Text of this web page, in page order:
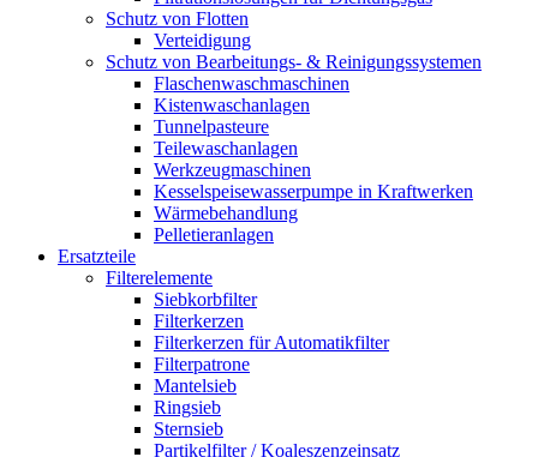
Schutz von Flotten
Verteidigung
Schutz von Bearbeitungs- & Reinigungssystemen
Flaschenwaschmaschinen
Kistenwaschanlagen
Tunnelpasteure
Teilewaschanlagen
Werkzeugmaschinen
Kesselspeisewasserpumpe in Kraftwerken
Wärmebehandlung
Pelletieranlagen
Ersatzteile
Filterelemente
Siebkorbfilter
Filterkerzen
Filterkerzen für Automatikfilter
Filterpatrone
Mantelsieb
Ringsieb
Sternsieb
Partikelfilter / Koaleszenzeinsatz